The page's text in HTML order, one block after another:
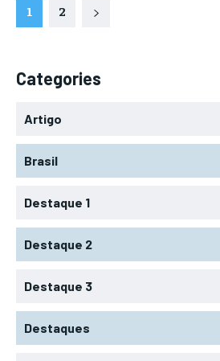
1 2
Categories
Artigo
Brasil
Destaque 1
Destaque 2
Destaque 3
Destaques